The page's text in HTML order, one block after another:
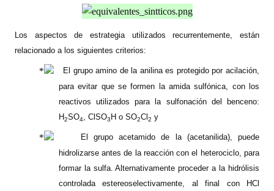
Los aspectos de estrategia utilizados recurrentemente, están
relacionado a los siguientes criterios:
El grupo amino de la anilina es protegido por acilación,
para evitar que se formen la amida sulfónica, con los
reactivos utilizados para la sulfonación del benceno:
H2SO4, ClSO3 H o SO2Cl 2 y
El grupo acetamido de la (acetanilida), puede
hidrolizarse antes de la reacción con el heterociclo, para
formar la sulfa. Alternativamente proceder a la hidrólisis
controlada estereoselectivamente, al final con HCl